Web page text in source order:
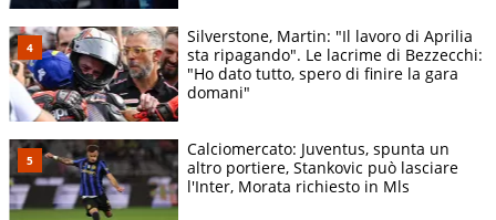
Silverstone, Martin: "Il lavoro di Aprilia
sta ripagando". Le lacrime di Bezzecchi:
"Ho dato tutto, spero di finire la gara
domani"
Calciomercato: Juventus, spunta un
altro portiere, Stankovic può lasciare
l'Inter, Morata richiesto in Mls